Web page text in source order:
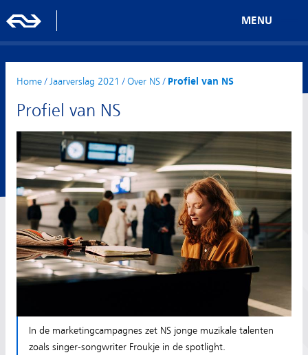
MENU
Home/ Jaarverslag 2021 /Over NS/ Profiel van NS
Profiel van NS
In de marketingcampagnes zet NS jonge muzikale talenten
zoals singer-songwriter Froukje in de spotlight.